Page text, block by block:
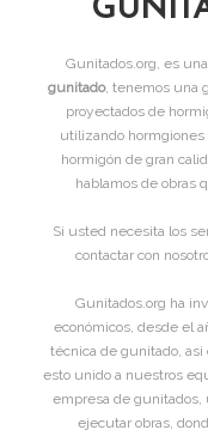
Gunitados.org, es
gunitado, tenemos una
proyectados de
utilizando
hormigón de gran
hablamos de obras
Si usted necesita los
contactar con
Gunitados.org ha
económicos, desde el
técnica de gunitado,
esto unido a nuestros
empresa de gunitados,
ejecutar obras,